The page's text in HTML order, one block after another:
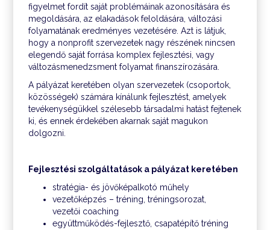
figyelmet fordít saját problémáinak azonosítására és
megoldására, az elakadások feloldására, változási
folyamatának eredményes vezetésére. Azt is látjuk,
hogy a nonprofit szervezetek nagy részének nincsen
elegendő saját forrása komplex fejlesztési, vagy
változásmenedzsment folyamat finanszírozására.
A pályázat keretében olyan szervezetek (csoportok,
közösségek) számára kínálunk fejlesztést, amelyek
tevékenységükkel szélesebb társadalmi hatást fejtenek
ki, és ennek érdekében akarnak saját magukon
dolgozni.
Fejlesztési szolgáltatások a pályázat keretében
stratégia- és jövőképalkotó műhely
vezetőképzés – tréning, tréningsorozat,
vezetői coaching
együttműködés-fejlesztő, csapatépítő tréning